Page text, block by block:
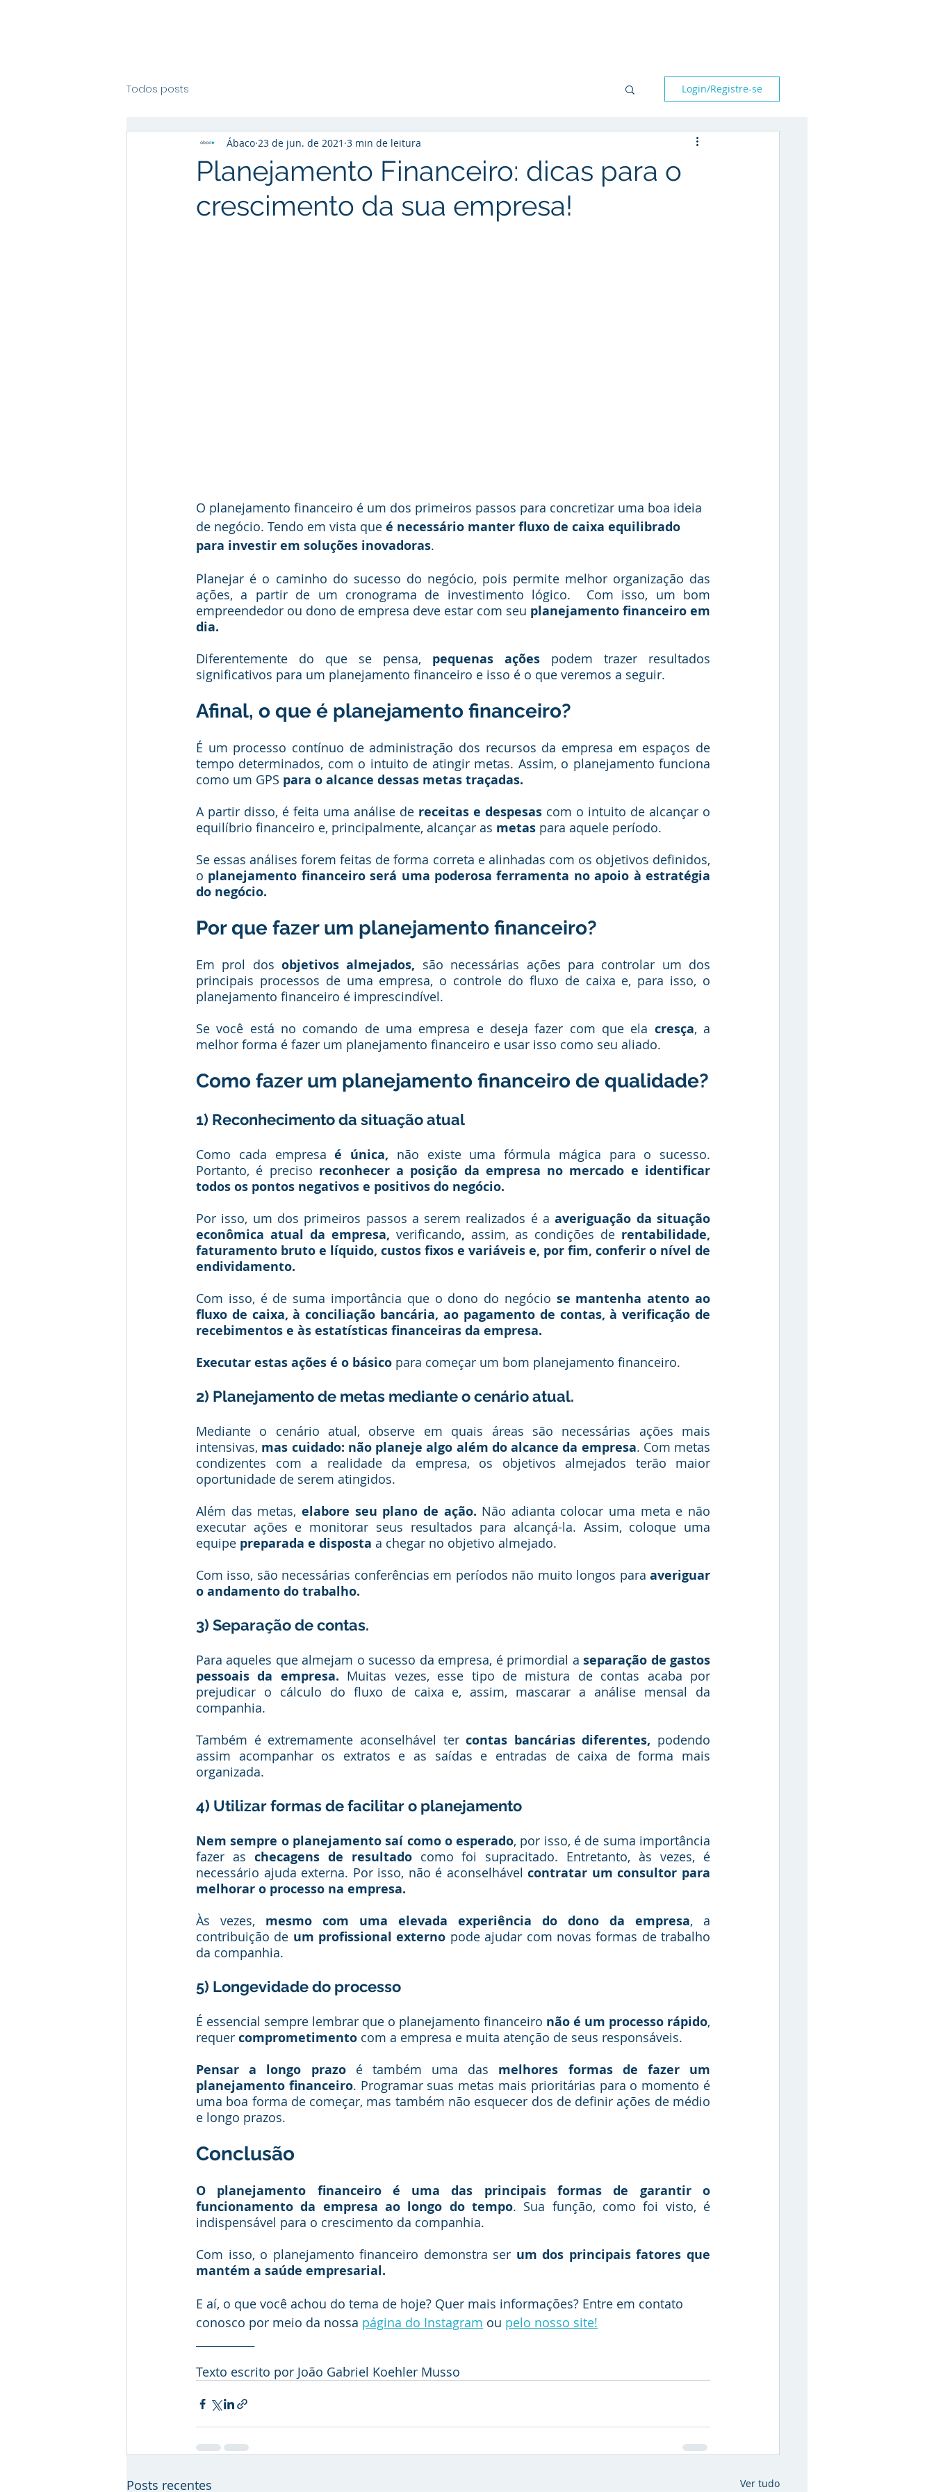
Todos posts Login/Registre-se
Planejamento Financeiro: dicas para o
crescimento da sua empresa!
Ábaco 23 de jun. de 2021 3 min de leitura
O planejamento financeiro é um dos primeiros passos para concretizar uma boa ideia
de negócio. Tendo em vista que é necessário manter fluxo de caixa equilibrado
para investir em soluções inovadoras.
Planejar é o caminho do sucesso do negócio, pois permite melhor organização das
ações, a partir de um cronograma de investimento lógico.  Com isso, um bom
empreendedor ou dono de empresa deve estar com seu planejamento financeiro em
dia.
Diferentemente do que se pensa, pequenas ações podem trazer resultados
significativos para um planejamento financeiro e isso é o que veremos a seguir.
Afinal, o que é planejamento financeiro?
É um processo contínuo de administração dos recursos da empresa em espaços de
tempo determinados, com o intuito de atingir metas. Assim, o planejamento funciona
como um GPS para o alcance dessas metas traçadas.
A partir disso, é feita uma análise de receitas e despesas com o intuito de alcançar o
equilíbrio financeiro e, principalmente, alcançar as metas para aquele período.
Se essas análises forem feitas de forma correta e alinhadas com os objetivos definidos,
o planejamento financeiro será uma poderosa ferramenta no apoio à estratégia
do negócio.
Por que fazer um planejamento financeiro?
Em prol dos objetivos almejados, são necessárias ações para controlar um dos
principais processos de uma empresa, o controle do fluxo de caixa e, para isso, o
planejamento financeiro é imprescindível.
Se você está no comando de uma empresa e deseja fazer com que ela cresça, a
melhor forma é fazer um planejamento financeiro e usar isso como seu aliado.
Como fazer um planejamento financeiro de qualidade?
1) Reconhecimento da situação atual
Como cada empresa é única, não existe uma fórmula mágica para o sucesso.
Portanto, é preciso reconhecer a posição da empresa no mercado e identificar
todos os pontos negativos e positivos do negócio.
Por isso, um dos primeiros passos a serem realizados é a averiguação da situação
econômica atual da empresa, verificando, assim, as condições de rentabilidade,
faturamento bruto e líquido, custos fixos e variáveis e, por fim, conferir o nível de
endividamento.
Com isso, é de suma importância que o dono do negócio se mantenha atento ao
fluxo de caixa, à conciliação bancária, ao pagamento de contas, à verificação de
recebimentos e às estatísticas financeiras da empresa.
Executar estas ações é o básico para começar um bom planejamento financeiro.
2) Planejamento de metas mediante o cenário atual.
Mediante o cenário atual, observe em quais áreas são necessárias ações mais
intensivas, mas cuidado: não planeje algo além do alcance da empresa. Com metas
condizentes com a realidade da empresa, os objetivos almejados terão maior
oportunidade de serem atingidos.
Além das metas, elabore seu plano de ação. Não adianta colocar uma meta e não
executar ações e monitorar seus resultados para alcançá-la. Assim, coloque uma
equipe preparada e disposta a chegar no objetivo almejado.
Com isso, são necessárias conferências em períodos não muito longos para averiguar
o andamento do trabalho.
3) Separação de contas.
Para aqueles que almejam o sucesso da empresa, é primordial a separação de gastos
pessoais da empresa. Muitas vezes, esse tipo de mistura de contas acaba por
prejudicar o cálculo do fluxo de caixa e, assim, mascarar a análise mensal da
companhia.
Também é extremamente aconselhável ter contas bancárias diferentes, podendo
assim acompanhar os extratos e as saídas e entradas de caixa de forma mais
organizada.
4) Utilizar formas de facilitar o planejamento
Nem sempre o planejamento saí como o esperado, por isso, é de suma importância
fazer as checagens de resultado como foi supracitado. Entretanto, às vezes, é
necessário ajuda externa. Por isso, não é aconselhável contratar um consultor para
melhorar o processo na empresa.
Às vezes, mesmo com uma elevada experiência do dono da empresa, a
contribuição de um profissional externo pode ajudar com novas formas de trabalho
da companhia.
5) Longevidade do processo
É essencial sempre lembrar que o planejamento financeiro não é um processo rápido,
requer comprometimento com a empresa e muita atenção de seus responsáveis.
Pensar a longo prazo é também uma das melhores formas de fazer um
planejamento financeiro. Programar suas metas mais prioritárias para o momento é
uma boa forma de começar, mas também não esquecer dos de definir ações de médio
e longo prazos.
Conclusão
O planejamento financeiro é uma das principais formas de garantir o
funcionamento da empresa ao longo do tempo. Sua função, como foi visto, é
indispensável para o crescimento da companhia.
Com isso, o planejamento financeiro demonstra ser um dos principais fatores que
mantém a saúde empresarial.
E aí, o que você achou do tema de hoje? Quer mais informações? Entre em contato
conosco por meio da nossa página do Instagram ou pelo nosso site!
Texto escrito por João Gabriel Koehler Musso
Posts recentes Ver tudo